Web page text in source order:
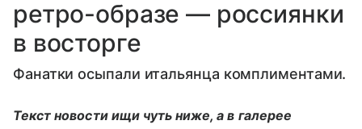
ретро-образе — россиянки
в восторге
Фанатки осыпали итальянца комплиментами.
Текст новости ищи чуть ниже, а в галерее